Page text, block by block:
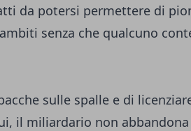
da potersi permettere di
senza che qualcuno
sulle spalle e di
il miliardario non